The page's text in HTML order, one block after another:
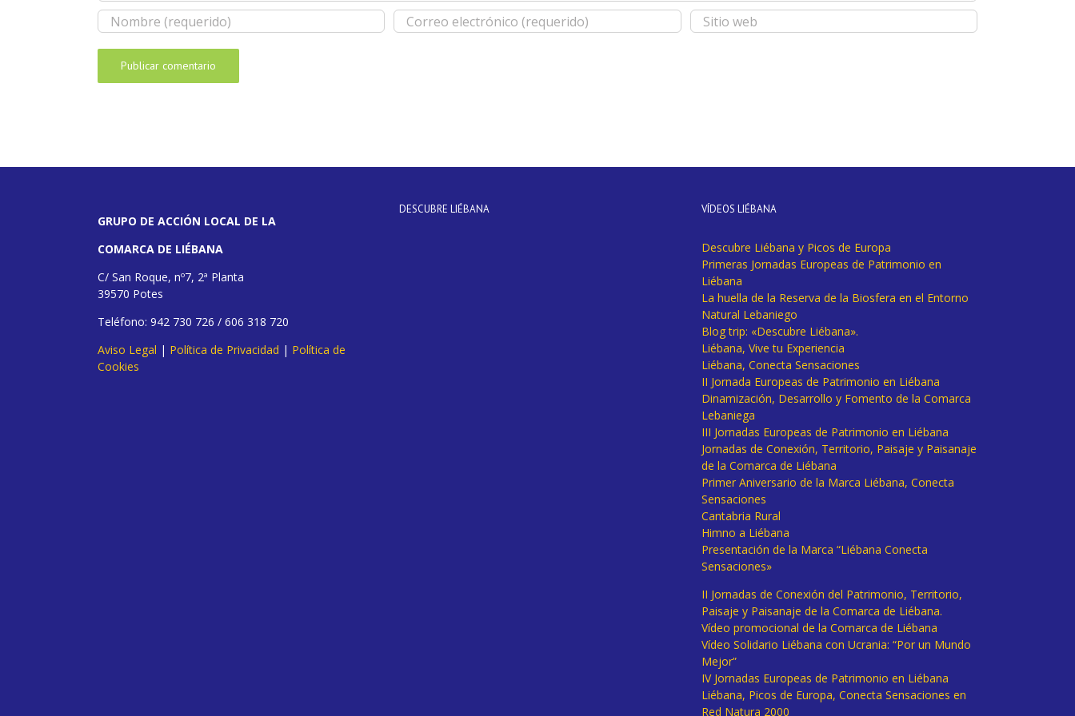
GRUPO DE ACCIÓN LOCAL DE LA
COMARCA DE LIÉBANA
C/ San Roque, nº7, 2ª Planta
39570 Potes
Teléfono: 942 730 726 / 606 318 720
Aviso Legal | Política de Privacidad | Política de
Cookies
DESCUBRE LIÉBANA VÍDEOS LIÉBANA
Descubre Liébana y Picos de Europa
Primeras Jornadas Europeas de Patrimonio en
Liébana
La huella de la Reserva de la Biosfera en el Entorno
Natural Lebaniego
Blog trip: «Descubre Liébana».
Liébana, Vive tu Experiencia
Liébana, Conecta Sensaciones
II Jornada Europeas de Patrimonio en Liébana
Dinamización, Desarrollo y Fomento de la Comarca
Lebaniega
III Jornadas Europeas de Patrimonio en Liébana
Jornadas de Conexión, Territorio, Paisaje y Paisanaje
de la Comarca de Liébana
Primer Aniversario de la Marca Liébana, Conecta
Sensaciones
Cantabria Rural
Himno a Liébana
Presentación de la Marca “Liébana Conecta
Sensaciones»
II Jornadas de Conexión del Patrimonio, Territorio,
Paisaje y Paisanaje de la Comarca de Liébana.
Vídeo promocional de la Comarca de Liébana
Vídeo Solidario Liébana con Ucrania: “Por un Mundo
Mejor”
IV Jornadas Europeas de Patrimonio en Liébana
Liébana, Picos de Europa, Conecta Sensaciones en
Red Natura 2000